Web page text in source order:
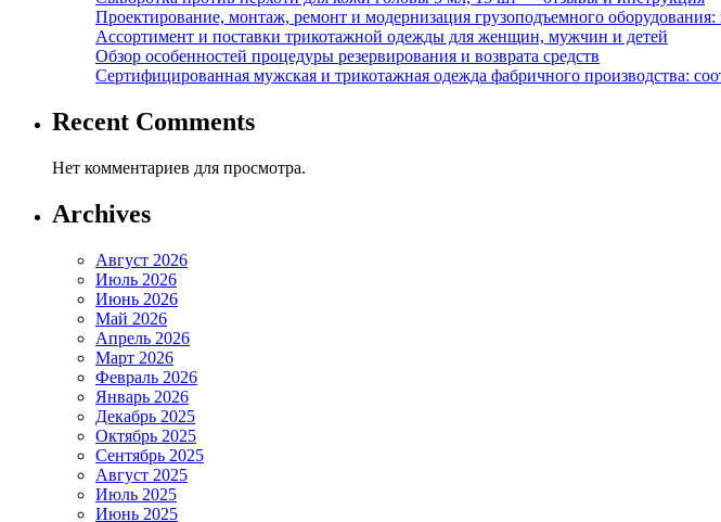
Проектирование, монтаж, ремонт и модернизация грузоподъемного
Ассортимент и поставки трикотажной одежды для женщин, мужчин и детей
Обзор особенностей процедуры резервирования и возврата средств
Сертифицированная мужская и трикотажная одежда фабричного производства:
Recent Comments
Нет комментариев для просмотра.
Archives
Август 2026
Июль 2026
Июнь 2026
Май 2026
Апрель 2026
Март 2026
Февраль 2026
Январь 2026
Декабрь 2025
Октябрь 2025
Сентябрь 2025
Август 2025
Июль 2025
Июнь 2025